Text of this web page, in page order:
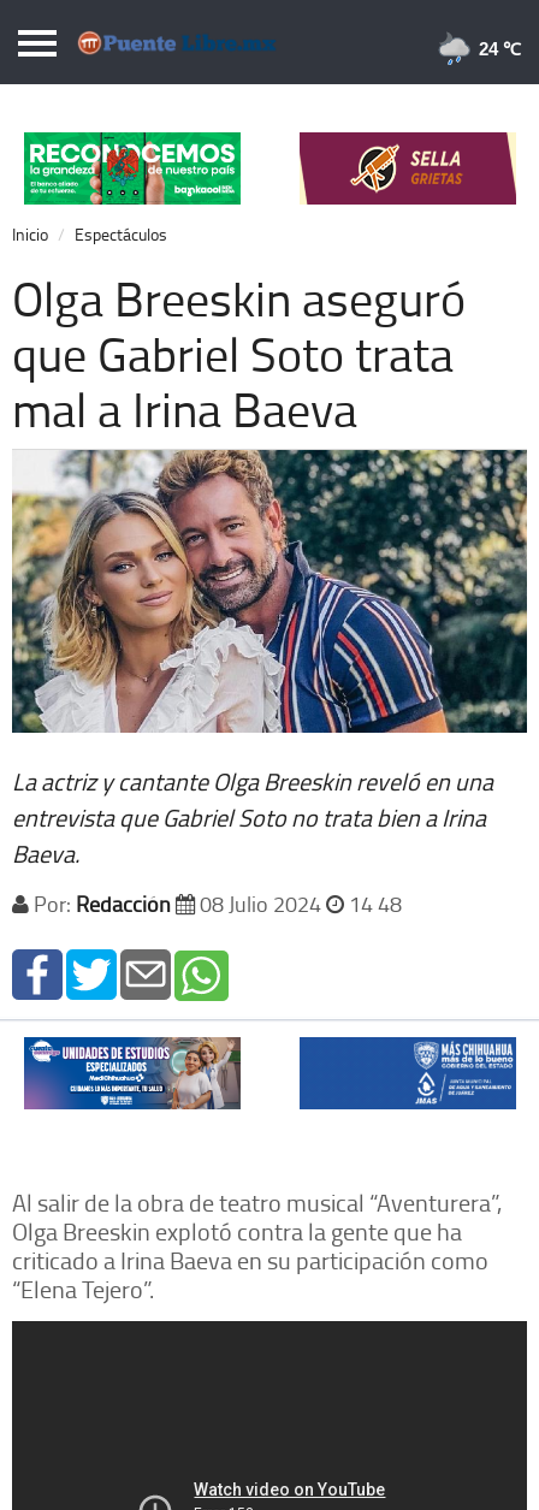
Puentelibre.mx
Local
Nacional
Opinión
Cronos
Economía
Espectáculos
Extra +
24 ℃
Inicio Espectáculos
Olga Breeskin aseguró
que Gabriel Soto trata
mal a Irina Baeva
La actriz y cantante Olga Breeskin reveló en una
entrevista que Gabriel Soto no trata bien a Irina
Baeva.
Por: Redacción 08 Julio 2024 14 48
Al salir de la obra de teatro musical “Aventurera”,
Olga Breeskin explotó contra la gente que ha
criticado a Irina Baeva en su participación como
“Elena Tejero”.